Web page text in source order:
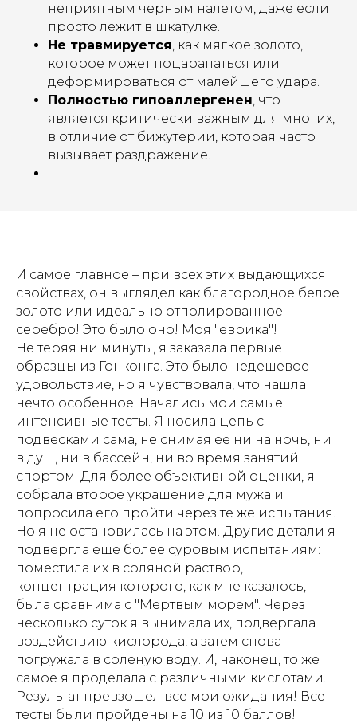
неприятным черным налетом, даже если
просто лежит в шкатулке.
Не травмируется, как мягкое золото,
которое может поцарапаться или
деформироваться от малейшего удара.
Полностью гипоаллергенен, что
является критически важным для многих,
в отличие от бижутерии, которая часто
вызывает раздражение.
И самое главное – при всех этих выдающихся
свойствах, он выглядел как благородное белое
золото или идеально отполированное
серебро! Это было оно! Моя "еврика"!
Не теряя ни минуты, я заказала первые
образцы из Гонконга. Это было недешевое
удовольствие, но я чувствовала, что нашла
нечто особенное. Начались мои самые
интенсивные тесты. Я носила цепь с
подвесками сама, не снимая ее ни на ночь, ни
в душ, ни в бассейн, ни во время занятий
спортом. Для более объективной оценки, я
собрала второе украшение для мужа и
попросила его пройти через те же испытания.
Но я не остановилась на этом. Другие детали я
подвергла еще более суровым испытаниям:
поместила их в соляной раствор,
концентрация которого, как мне казалось,
была сравнима с "Мертвым морем". Через
несколько суток я вынимала их, подвергала
воздействию кислорода, а затем снова
погружала в соленую воду. И, наконец, то же
самое я проделала с различными кислотами.
Результат превзошел все мои ожидания! Все
тесты были пройдены на 10 из 10 баллов!